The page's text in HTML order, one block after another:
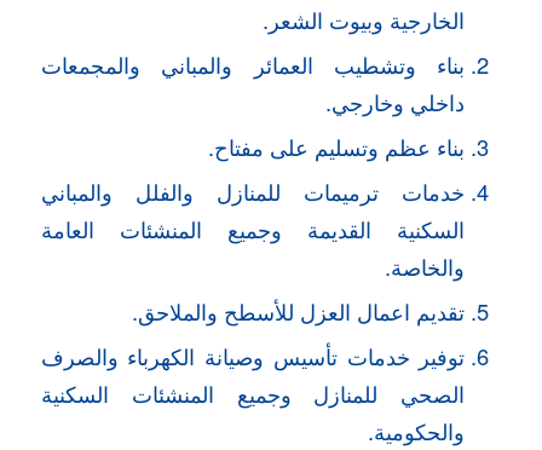
الخارجية وبيوت الشعر.
بناء وتشطيب العمائر والمباني والمجمعات
داخلي وخارجي.
بناء عظم وتسليم على مفتاح.
خدمات ترميمات للمنازل والفلل والمباني
السكنية القديمة وجميع المنشئات العامة
والخاصة.
تقديم اعمال العزل للأسطح والملاحق.
توفير خدمات تأسيس وصيانة الكهرباء والصرف
الصحي للمنازل وجميع المنشئات السكنية
والحكومية.